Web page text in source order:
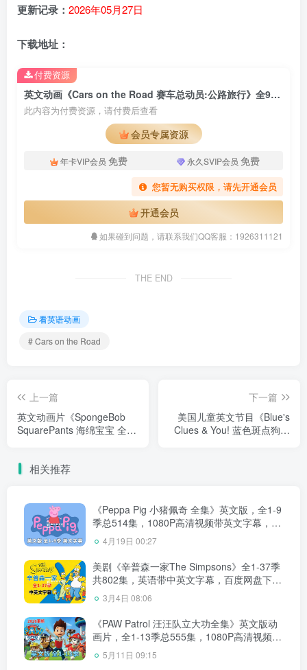
更新记录： 2026年05月27日
下载地址：
英文动画《Cars on the Road 赛车总动员:公路旅行》全9集，1080P高清视频带英文字幕、中文字幕，百度网盘下载！
此内容为付费资源，请付费后查看
会员专属资源
年卡VIP会员 免费 永久SVIP会员 免费
您暂无购买权限，请先开通会员
开通会员
如果碰到问题，请联系我们QQ客服：1926311121
付费资源
THE END
看英语动画
# Cars on the Road
上一篇
英文动画片《SpongeBob
SquarePants 海绵宝宝 全
盘下载！
下一篇
美国儿童英文节目《Blue's
Clues & You! 蓝色斑点狗和
相关推荐
《Peppa Pig 小猪佩奇 全集》英文版，全1-9
季总514集，1080P高清视频带英文字幕，带
配套音频MP3，百度网盘下载！
4月19日 00:27
美剧《辛普森一家The Simpsons》全1-37季
共802集，英语带中英文字幕，百度网盘下
载！
3月4日 08:06
《PAW Patrol 汪汪队立大功全集》英文版动
画片，全1-13季总555集，1080P高清视频带
英文字幕，带配套音频MP3，百度网盘下
载！
5月11日 09:15